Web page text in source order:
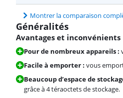
Montrer la comparaison
Généralités
Avantages et inconvénients
Pour de nombreux appareils :
Facile à emporter : vous
Beaucoup d’espace de
grâce à 4 téraoctets de stockage.